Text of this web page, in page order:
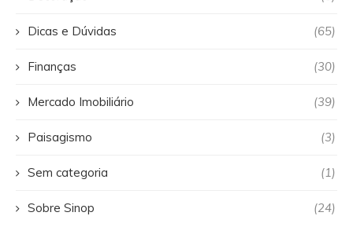
Dicas e Dúvidas (65)
Finanças (30)
Mercado Imobiliário (39)
Paisagismo (3)
Sem categoria (1)
Sobre Sinop (24)